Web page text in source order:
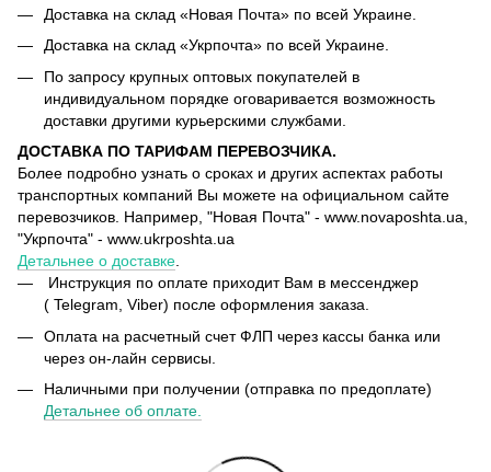
Доставка на склад «Новая Почта» по всей Украине.
Доставка на склад «Укрпочта» по всей Украине.
По запросу крупных оптовых покупателей в
индивидуальном порядке оговаривается возможность
доставки другими курьерскими службами.
ДОСТАВКА ПО ТАРИФАМ ПЕРЕВОЗЧИКА.
Более подробно узнать о сроках и других аспектах работы
транспортных компаний Вы можете на официальном сайте
перевозчиков. Например, "Новая Почта" - www.novaposhta.ua,
"Укрпочта" - www.ukrposhta.ua
Детальнее о доставке
Инструкция по оплате приходит Вам в мессенджер
( Telegram, Viber) после оформления заказа.
Оплата на расчетный счет ФЛП через кассы банка или
через он-лайн сервисы.
Наличными при получении (отправка по предоплате)
Детальнее об оплате.